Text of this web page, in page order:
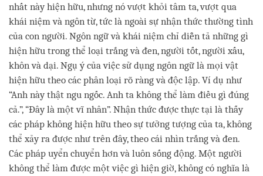
nhất này hiện hữu, nhưng nó vượt khỏi tâm ta, vượt qua
khái niệm và ngôn từ, tức là ngoài sự nhận thức thường tình
của con người. Ngôn ngữ và khái niệm chỉ diễn tả những gì
hiện hữu trong thể loại trắng và đen, người tốt, người xấu,
khôn và dại. Ngụ ý của việc sử dụng ngôn ngữ là mọi vật
hiện hữu theo các phân loại rõ ràng và độc lập. Ví dụ như
“Anh này thật ngu ngốc. Anh ta không thể làm điều gì đúng
cả.”, “Đây là một vĩ nhân”. Nhận thức được thực tại là thấy
các pháp không hiện hữu theo sự tưởng tượng của ta, không
thể xảy ra được như trên đây, theo cái nhìn trắng và đen.
Các pháp uyển chuyển hơn và luôn sống động. Một người
không thể làm được một việc gì hiện giờ, không có nghĩa là